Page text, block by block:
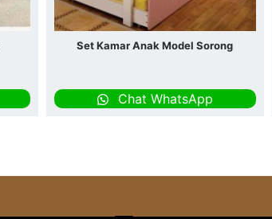
Set Kamar Anak Model Sorong
Chat WhatsApp